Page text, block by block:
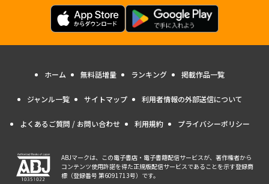
ホーム 無料話増量 ランキング 掲載作品一覧
ジャンル一覧 サイトマップ 利用者情報の外部送信について
よくあるご質問 / お問い合わせ 利用規約 プライバシーポリシー
ABJマークは、この電子書店・電子書籍配信サービスが、著作権者から
コンテンツ使用許諾を得た正規版配信サービスであることを示す登録商
標（登録番号 第6091713号）です。